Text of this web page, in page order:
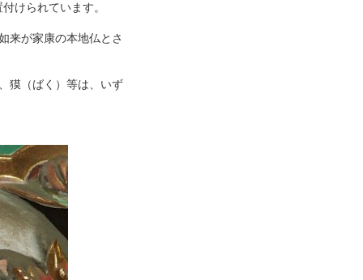
けられています。
来が家康の本地仏とさ
獏（ばく）等は、いず